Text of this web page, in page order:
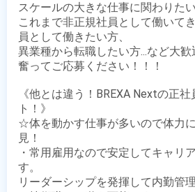
スケールの大きな仕事に関わりたい
これまで非正規社員として働いて
員として働きたい方、
異業種から転職したい方...など大歓
奮ってご応募ください！！！
《他とは違う！BREXA Nextの正
ト！》
☆体を動かす仕事が多いので体力
見！
・常用雇用なので安定してキャリ
す。
リーダーシップを発揮して内勤管